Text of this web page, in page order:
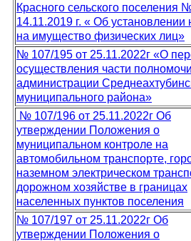
Красного сельского поселения
14.11.2019 г. « Об установлении
на имущество физических лиц»
№ 107/195 от 25.11.2022г «О
осуществления части
администрации
муниципального района»
№ 107/196 от 25.11.2022г Об
утверждении Положения о
муниципальном контроле на
автомобильном транспорте,
наземном электрическом
дорожном хозяйстве в границах
населенных пунктов поселения
№ 107/197 от 25.11.2022г Об
утверждении Положения о